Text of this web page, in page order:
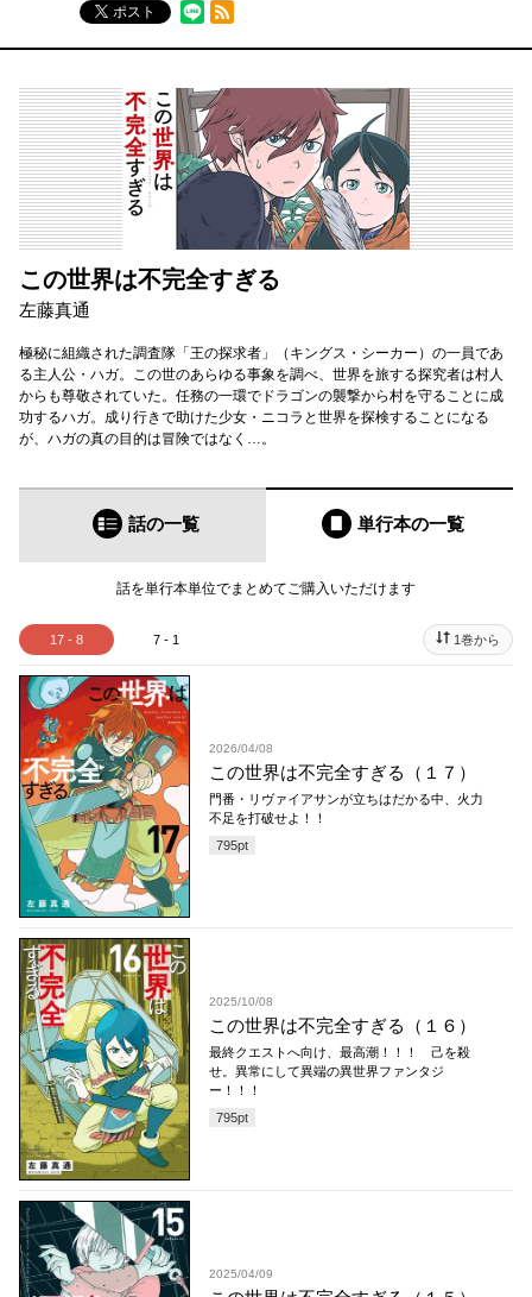
ポスト
この世界は不完全すぎる
左藤真通
極秘に組織された調査隊「王の探求者」（キングス・シーカー）の一員であ
る主人公・ハガ。この世のあらゆる事象を調べ、世界を旅する探究者は村人
からも尊敬されていた。任務の一環でドラゴンの襲撃から村を守ることに成
功するハガ。成り行きで助けた少女・ニコラと世界を探検することになる
が、ハガの真の目的は冒険ではなく…。
話の一覧 単行本の一覧
話を単行本単位でまとめてご購入いただけます
17 - 8 7 - 1 1巻から
2026/04/08
この世界は不完全すぎる（１７）
門番・リヴァイアサンが立ちはだかる中、火力
不足を打破せよ！！
795pt
2025/10/08
この世界は不完全すぎる（１６）
最終クエストへ向け、最高潮！！！ 己を殺
せ。異常にして異端の異世界ファンタジ
ー！！！
795pt
2025/04/09